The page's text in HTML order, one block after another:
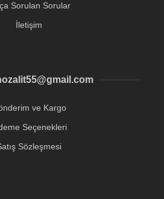
Sorulan Sorular
İletişim
ve Kargo
Seçenekleri
Sözleşmesi